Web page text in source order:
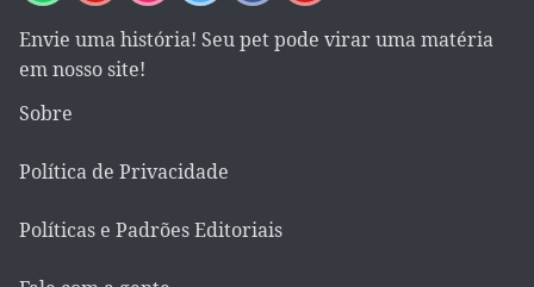
Envie uma história! Seu pet pode virar uma matéria
em nosso site!
Sobre
Política de Privacidade
Políticas e Padrões Editoriais